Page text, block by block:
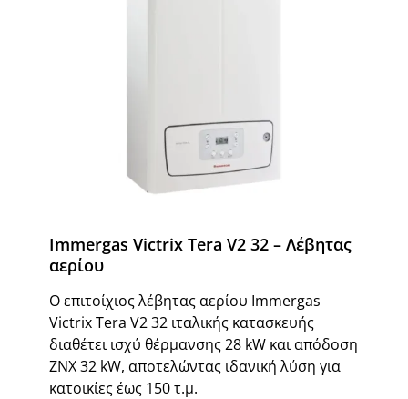
Immergas Victrix Tera V2 32 – Λέβητας
αερίου
Ο επιτοίχιος λέβητας αερίου Immergas
Victrix Tera V2 32 ιταλικής κατασκευής
διαθέτει ισχύ θέρμανσης 28 kW και απόδοση
ΖΝΧ 32 kW, αποτελώντας ιδανική λύση για
κατοικίες έως 150 τ.μ.